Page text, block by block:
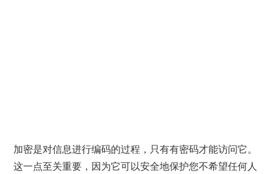
加密是对信息进行编码的过程，只有有密码才能访问它。
这一点至关重要，因为它可以安全地保护您不希望任何人